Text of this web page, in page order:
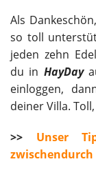
Als
so toll
jeden zehn
du in HayDay
einloggen,
deiner Villa.
>> Unser
zwischendurch